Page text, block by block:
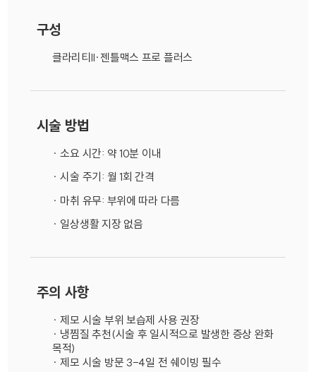
구성
클라리티II·젠틀맥스 프로 플러스
시술 방법
· 소요 시간: 약 10분 이내
· 시술 주기: 월 1회 간격
· 마취 유무: 부위에 따라 다름
· 일상생활 지장 없음
주의 사항
· 제모 시술 부위 보습제 사용 권장
· 냉찜질 추천(시술 후 일시적으로 발생한 증상 완화
목적)
· 제모 시술 방문 3-4일 전 쉐이빙 필수